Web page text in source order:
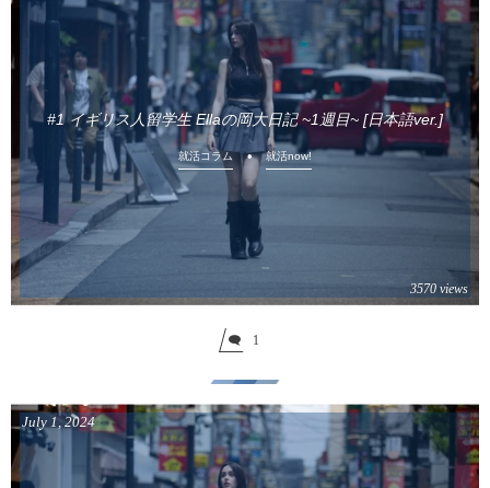
#1 イギリス人留学生 Ellaの岡大日記 ~1週目~ [日本語ver.]
就活コラム 就活now!
3570 views
1
July 1,2024